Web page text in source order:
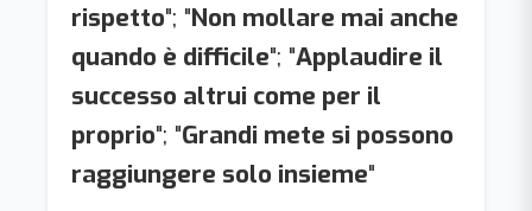
rispetto"; "Non mollare mai anche
quando è difficile"; "Applaudire il
successo altrui come per il
proprio"; "Grandi mete si possono
raggiungere solo insieme"